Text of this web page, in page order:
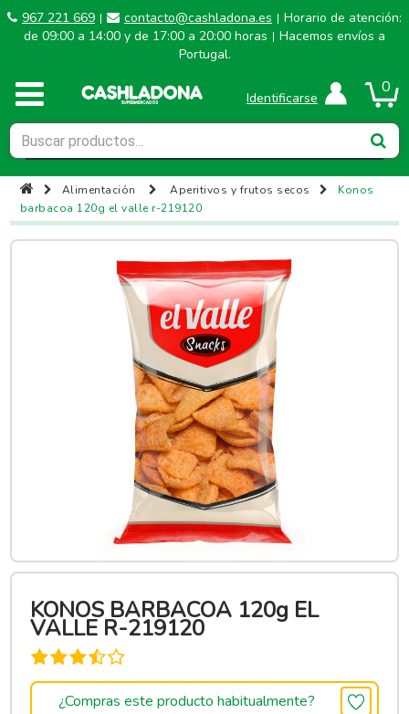
967 221 669 | contacto@cashladona.es | Horario de atención:
de 09:00 a 14:00 y de 17:00 a 20:00 horas | Hacemos envíos a
Portugal.
0
Identificarse
Alimentación Aperitivos y frutos secos
Konos
barbacoa 120g el valle r-219120
KONOS BARBACOA 120g EL
VALLE R-219120
¿Compras este producto habitualmente?